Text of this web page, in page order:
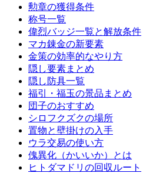
勲章の獲得条件
称号一覧
偉烈バッジ一覧と解放条件
マカ錬金の新要素
金策の効率的なやり方
隠し要素まとめ
隠し防具一覧
福引・福玉の景品まとめ
団子のおすすめ
シロフクズクの場所
置物と壁掛けの入手
ウラ交易の使い方
傀異化（かいいか）とは
ヒトダマドリの回収ルート